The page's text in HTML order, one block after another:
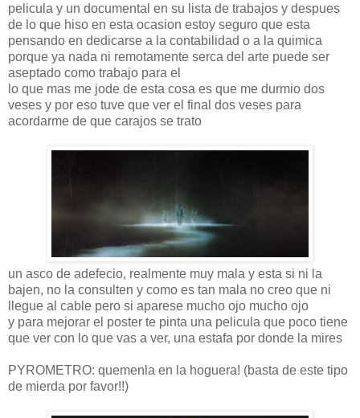
pelicula y un documental en su lista de trabajos y despues
de lo que hiso en esta ocasion estoy seguro que esta
pensando en dedicarse a la contabilidad o a la quimica
porque ya nada ni remotamente serca del arte puede ser
aseptado como trabajo para el
lo que mas me jode de esta cosa es que me durmio dos
veses y por eso tuve que ver el final dos veses para
acordarme de que carajos se trato
un asco de adefecio, realmente muy mala y esta si ni la
bajen, no la consulten y como es tan mala no creo que ni
llegue al cable pero si aparese mucho ojo mucho ojo
y para mejorar el poster te pinta una pelicula que poco tiene
que ver con lo que vas a ver, una estafa por donde la mires
PYROMETRO: quemenla en la hoguera! (basta de este tipo
de mierda por favor!!)